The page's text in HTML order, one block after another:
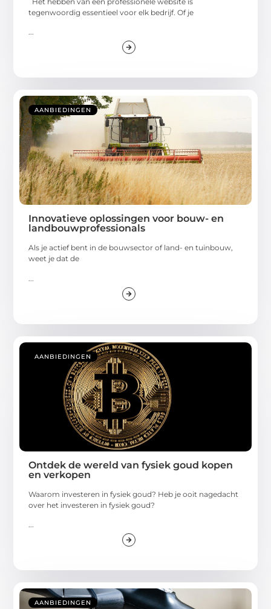
tegenwoordig essentieel voor elk bedrijf. Of je
...
AANBIEDINGEN
Innovatieve oplossingen voor bouw- en
landbouwprofessionals
Als je actief bent in de bouwsector of land- en tuinbouw,
weet je dat de
AANBIEDINGEN
Ontdek de wereld van fysiek goud kopen
en verkopen
Waarom investeren in fysiek goud? Heb je ooit nagedacht
over het investeren in fysiek goud?
...
AANBIEDINGEN